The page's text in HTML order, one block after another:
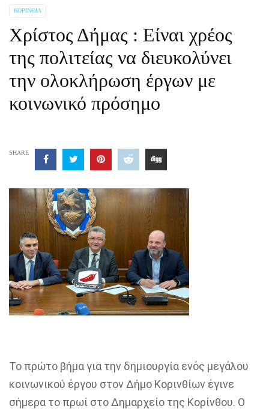
ΚΟΡΙΝΘΊΑ
Χρίστος Δήμας : Είναι χρέος
της πολιτείας να διευκολύνει
την ολοκλήρωση έργων με
κοινωνικό πρόσημο
SHARE
Το πρώτο βήμα για την δημιουργία ενός μεγάλου
κοινωνικού έργου στον Δήμο Κορινθίων έγινε
σήμερα το πρωί στο Δημαρχείο της Κορίνθου. Ο